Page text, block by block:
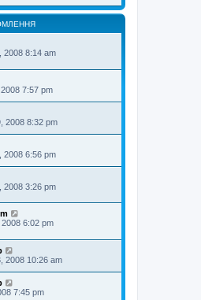
2008 8:14 am
2008 7:57 pm
2008 8:32 pm
2008 6:56 pm
2008 3:26 pm
2008 6:02 pm
2008 10:26 am
7:45 pm